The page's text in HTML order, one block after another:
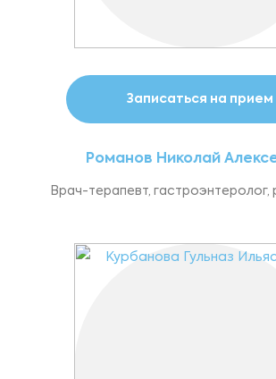
Записаться на прием
Романов Николай
Врач-терапевт, гастроэнтеролог,